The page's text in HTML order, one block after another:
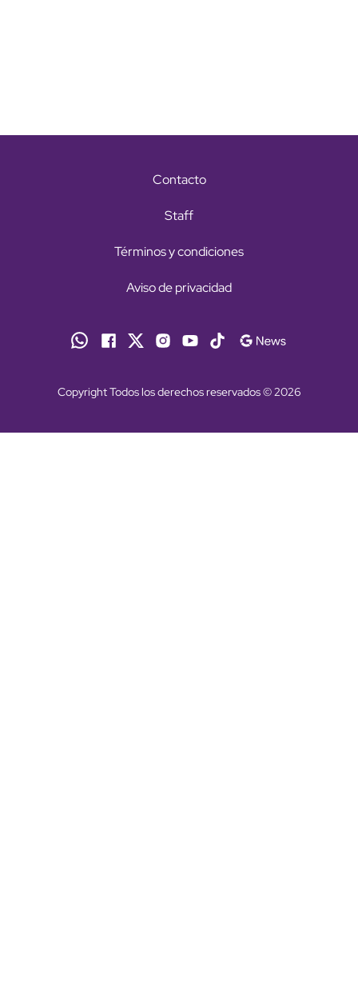
Contacto
Staff
Términos y condiciones
Aviso de privacidad
Copyright Todos los derechos reservados © 2026